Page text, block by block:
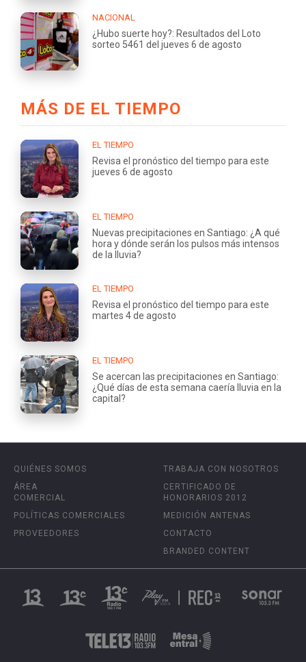
NACIONAL
¿Hubo suerte hoy?: Resultados del Loto
sorteo 5461 del jueves 6 de agosto
MÁS DE EL TIEMPO
EL TIEMPO
Revisa el pronóstico del tiempo para este
jueves 6 de agosto
EL TIEMPO
Nuevas precipitaciones en Santiago: ¿A qué
hora y dónde serán los pulsos más intensos
de la lluvia?
EL TIEMPO
Revisa el pronóstico del tiempo para este
martes 4 de agosto
EL TIEMPO
Se acercan las precipitaciones en Santiago:
¿Qué días de esta semana caería lluvia en la
capital?
QUIÉNES SOMOS
ÁREA
COMERCIAL
POLÍTICAS COMERCIALES
PROVEEDORES
TRABAJA CON NOSOTROS
CERTIFICADO DE
HONORARIOS 2012
MEDICIÓN ANTENAS
CONTACTO
BRANDED CONTENT